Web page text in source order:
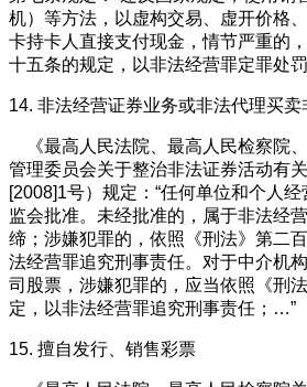
机）等方法，以虚构交易、虚开价格
卡持卡人直接支付现金，情节严重的
十五条的规定，以非法经营罪定罪处
14. 非法经营证券业务或非法代理买
《最高人民法院、最高人民检察院
管理委员会关于整治非法证券活动有
[2008]1号）规定：“任何单位和个人
监会批准。未经批准的，属于非法经
缔；涉嫌犯罪的，依照《刑法》第二
法经营罪追究刑事责任。对于中介机
司股票，涉嫌犯罪的，应当依照《刑
定，以非法经营罪追究刑事责任；…”
15. 擅自发行、销售彩票